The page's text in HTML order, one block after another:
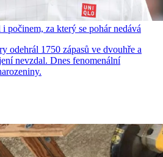
počinem, za který se pohár nedává
odehrál 1750 zápasů ve dvouhře a
nevzdal. Dnes fenomenální